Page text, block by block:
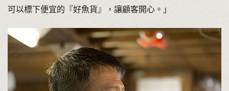
可以標下便宜的『好魚貨』，讓顧客開心。」